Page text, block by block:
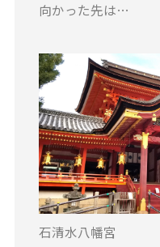
向かった先は…
石清水八幡宮